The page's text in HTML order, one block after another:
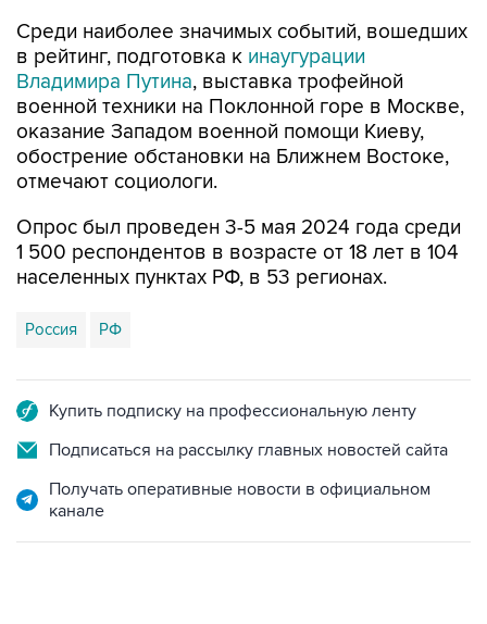
Среди наиболее значимых событий, вошедших
в рейтинг, подготовка к инаугурации
Владимира Путина, выставка трофейной
военной техники на Поклонной горе в Москве,
оказание Западом военной помощи Киеву,
обострение обстановки на Ближнем Востоке,
отмечают социологи.
Опрос был проведен 3-5 мая 2024 года среди
1 500 респондентов в возрасте от 18 лет в 104
населенных пунктах РФ, в 53 регионах.
Россия РФ
Купить подписку на профессиональную ленту
Подписаться на рассылку главных новостей сайта
Получать оперативные новости в официальном
канале